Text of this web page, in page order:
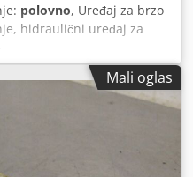
polovno, Uređaj za brzo
hidraulični uređaj za
uređaj za stezanje,
Aikoa -
porok iz automatskog
-Dubina stezanja: do
fotografije -
192 kg
Mali oglas